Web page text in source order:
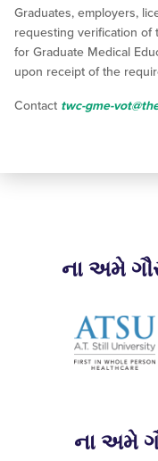
Graduates, employers,
requesting verification of
for Graduate Medical
upon receipt of the
Contact twc-gme-
ના અમે
ના અમે